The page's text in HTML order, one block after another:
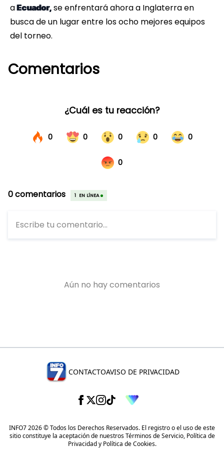
aEcuador, se enfrentará ahora a Inglaterra en
busca de un lugar entre los ocho mejores equipos
del torneo.
Comentarios
CONTACTOAVISO DE PRIVACIDAD
INFO7 2026 © Todos los Derechos Reservados. El registro o el uso de este
sitio constituye la aceptación de nuestrosTérminos de Servicio, Política de
Privacidady Política de Cookies.